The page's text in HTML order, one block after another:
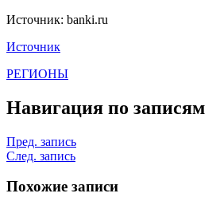
Источник: banki.ru
Источник
РЕГИОНЫ
Навигация по записям
Пред. запись
След. запись
Похожие записи